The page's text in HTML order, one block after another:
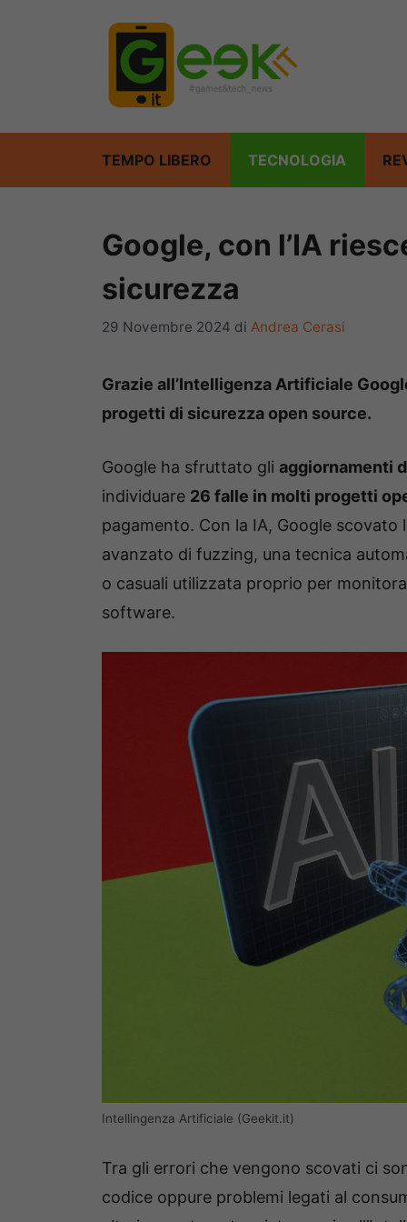
TEMPO LIBERO TECNOLOGIA
Google, con l’IA
sicurezza
29 Novembre 2024 di Andrea Cerasi
Grazie all’Intelligenza Artificiale
progetti di sicurezza open source.
Google ha sfruttato gli aggiornamenti
individuare 26 falle in molti progetti
pagamento. Con la IA, Google scovato
avanzato di fuzzing, una tecnica
o casuali utilizzata proprio per
software.
Intellingenza Artificiale (Geekit.it)
Tra gli errori che vengono scovati ci
codice oppure problemi legati al